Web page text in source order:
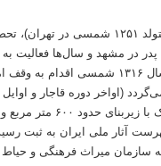
مرحوم حاج حسین ملک (متولد
پدر در مشهد و سال‌ها
کلانی به دست آورد و در سال
(اواخر دوره قاجار و اوایل
سازمان میراث فرهنگی و